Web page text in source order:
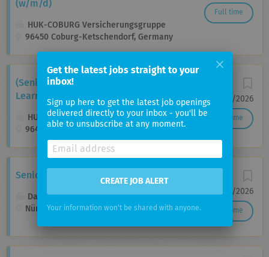
Full time
(w/m/d)
HUK-COBURG Versicherungsgruppe
96450 Coburg-Ketschendorf, Germany
01/07/2026
Full time
(Senior) Applied Scientist (Machine
Learning) (w/m/d)
HUK-COBURG Versicherungsgruppe
96450 Coburg, Germany
27/07/2026
Full time
Senior Consultant (w/m/d) Data & AI
Dataciders ixto GmbH
Nürnberg, Germany
Get the latest jobs straight to your
inbox!
Sign up here to get the latest job openings
delivered directly to your inbox - you'll be
able to unsubscribe at any moment.
CREATE JOB ALERT
Your information won't be shared with anyone.